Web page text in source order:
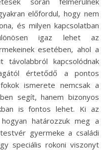
előfordul, hogy nem
és milyen kapcsolatban
igaz lehet az
esetében, ahol a
kapcsolódnak
értetődő a pontos
ismerete nemcsak a
segít, hanem bizonyos
is fontos lehet. Ki az
határozzuk meg a
gyermeke a családi
speciális rokoni viszonyt